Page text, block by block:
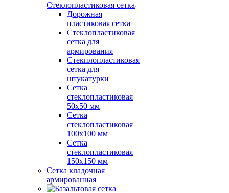
Стеклопластиковая сетка
Дорожная
пластиковая сетка
Стеклопластиковая
сетка для
армирования
Стекплопластиковая
сетка для
штукатурки
Сетка
стеклопластиковая
50x50 мм
Сетка
стеклопластиковая
100x100 мм
Сетка
стеклопластиковая
150x150 мм
Сетка кладочная
армированная